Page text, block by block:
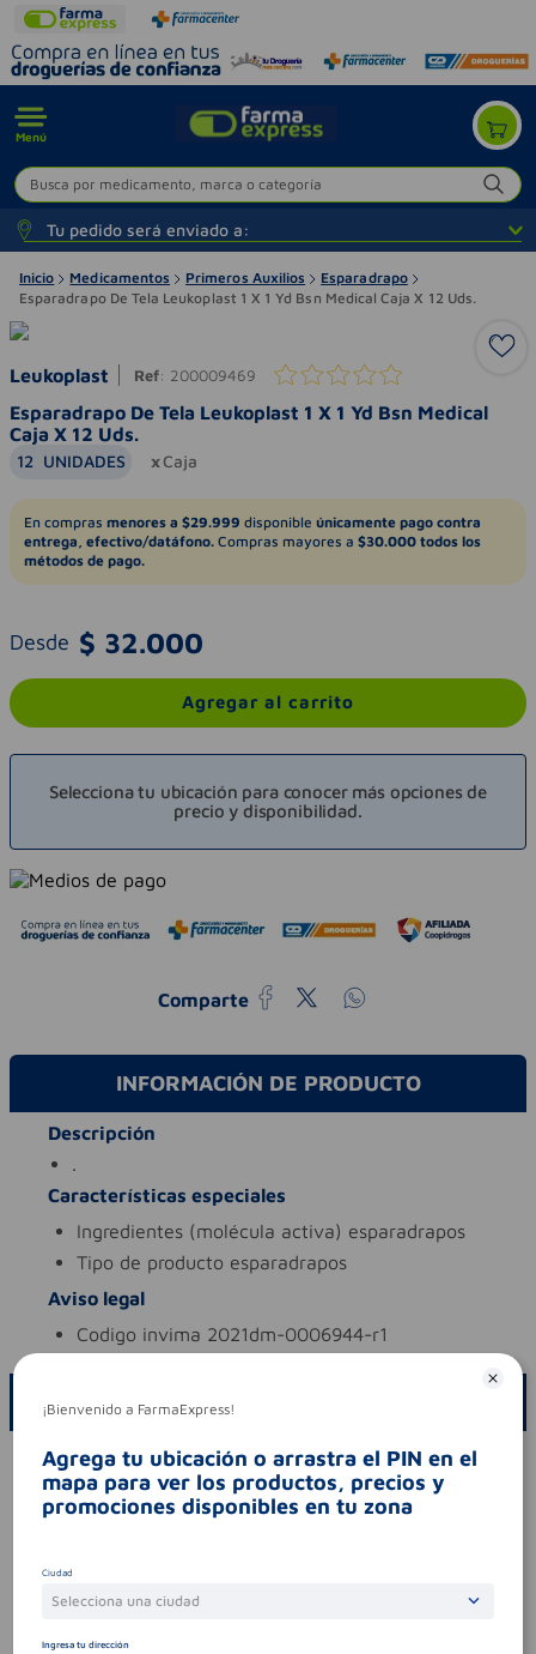
Menú
Busca por medicamento, marca o categoría
Tu pedido será enviado a:
Inicio Medicamentos Primeros Auxilios
Esparadrapo
Esparadrapo De Tela Leukoplast 1 X 1 Yd Bsn Medical Caja X 12 Uds.
Leukoplast Ref: 200009469
Esparadrapo De Tela Leukoplast 1 X 1 Yd Bsn Medical
Caja X 12 Uds.
12 UNIDADES Caja
En compras menores a $29.999 disponible únicamente pago contra
entrega, efectivo/datáfono. Compras mayores a $30.000 todos los
métodos de pago.
Desde $ 32.000
Agregar al carrito
Selecciona tu ubicación para conocer más opciones de
precio y disponibilidad.
Comparte
INFORMACIÓN DE PRODUCTO
Descripción
.
Características especiales
ingredientes (molécula activa) esparadrapos
tipo de producto esparadrapos
Aviso legal
codigo invima 2021dm-0006944-r1
ESCRIBE UN COMENTARIO
Por favor, inicie sesión para escribir un comentario
Sin comentarios.
¡Bienvenido a FarmaExpress!
Agrega tu ubicación o arrastra el PIN en el
mapa para ver los productos, precios y
promociones disponibles en tu zona
Ciudad
Selecciona una ciudad
Ingresa tu dirección